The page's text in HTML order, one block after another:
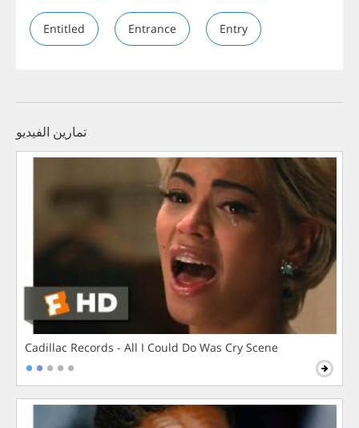
Entitled Entrance Entry
تمارين الفيديو
Cadillac Records - All I Could Do Was Cry Scene